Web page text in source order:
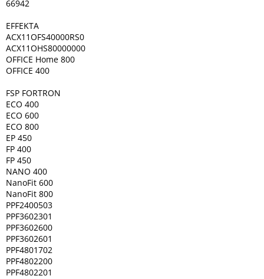
66942
EFFEKTA
ACX11OFS40000RS0
ACX11OHS80000000
OFFICE Home 800
OFFICE 400
FSP FORTRON
ECO 400
ECO 600
ECO 800
EP 450
FP 400
FP 450
NANO 400
NanoFit 600
NanoFit 800
PPF2400503
PPF3602301
PPF3602600
PPF3602601
PPF4801702
PPF4802200
PPF4802201